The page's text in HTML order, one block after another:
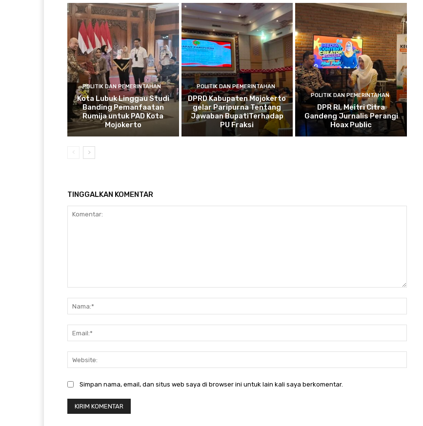
POLITIK DAN PEMERINTAHAN
Kota Lubuk Linggau Studi
Banding Pemanfaatan
Rumija untuk PAD Kota
Mojokerto
POLITIK DAN PEMERINTAHAN
DPRD Kabupaten Mojokerto
gelar Paripurna Tentang
Jawaban BupatiTerhadap
PU Fraksi
POLITIK DAN PEMERINTAHAN
DPR RI, Meitri Citra
Gandeng Jurnalis Perangi
Hoax Public
TINGGALKAN KOMENTAR
Simpan nama, email, dan situs web saya di browser ini untuk lain kali saya berkomentar.